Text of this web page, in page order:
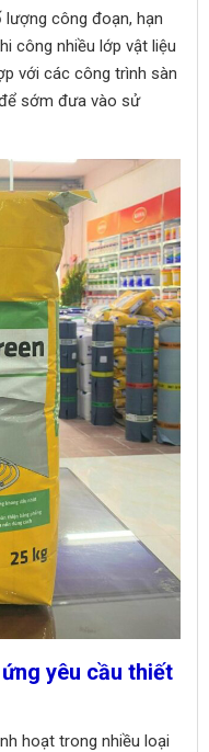
công đoạn, hạn
công nhiều lớp vật liệu
với các công trình sàn
sớm đưa vào sử
yêu cầu thiết
hoạt trong nhiều loại